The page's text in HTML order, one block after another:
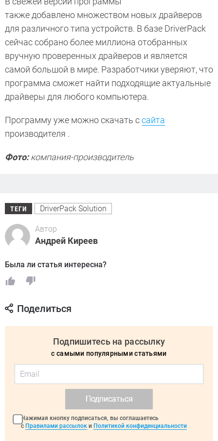
также добавлено множеством новых драйверов
для различного типа устройств. В базе DriverPack
сейчас собрано более миллиона отобранных
вручную проверенных драйверов и является
самой большой в мире. Разработчики уверяют, что
программа сможет найти подходящие актуальные
драйверы для любого компьютера.
Программу уже можно скачать ссайта
производителя .
Фото:компания-производитель
ТЕГИ DriverPack Solution
Автор
Андрей Киреев
Была ли статья интересна?
Поделиться
Подпишитесь на рассылку
с самыми популярными статьями
Подписаться
Нажимая кнопку подписаться, вы соглашаетесь
с Правилами рассылок и Политикой конфиденциальности